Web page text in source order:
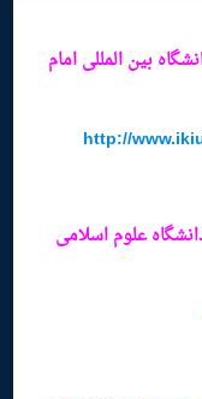
بین المللی امام
http://
علوم اسلامی